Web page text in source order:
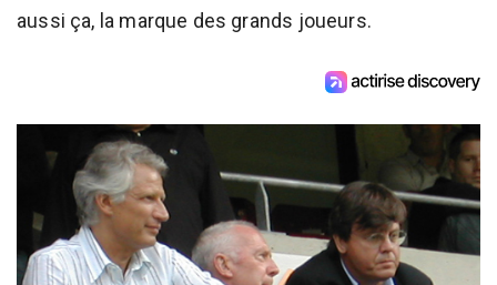
aussi ça, la marque des grands joueurs.